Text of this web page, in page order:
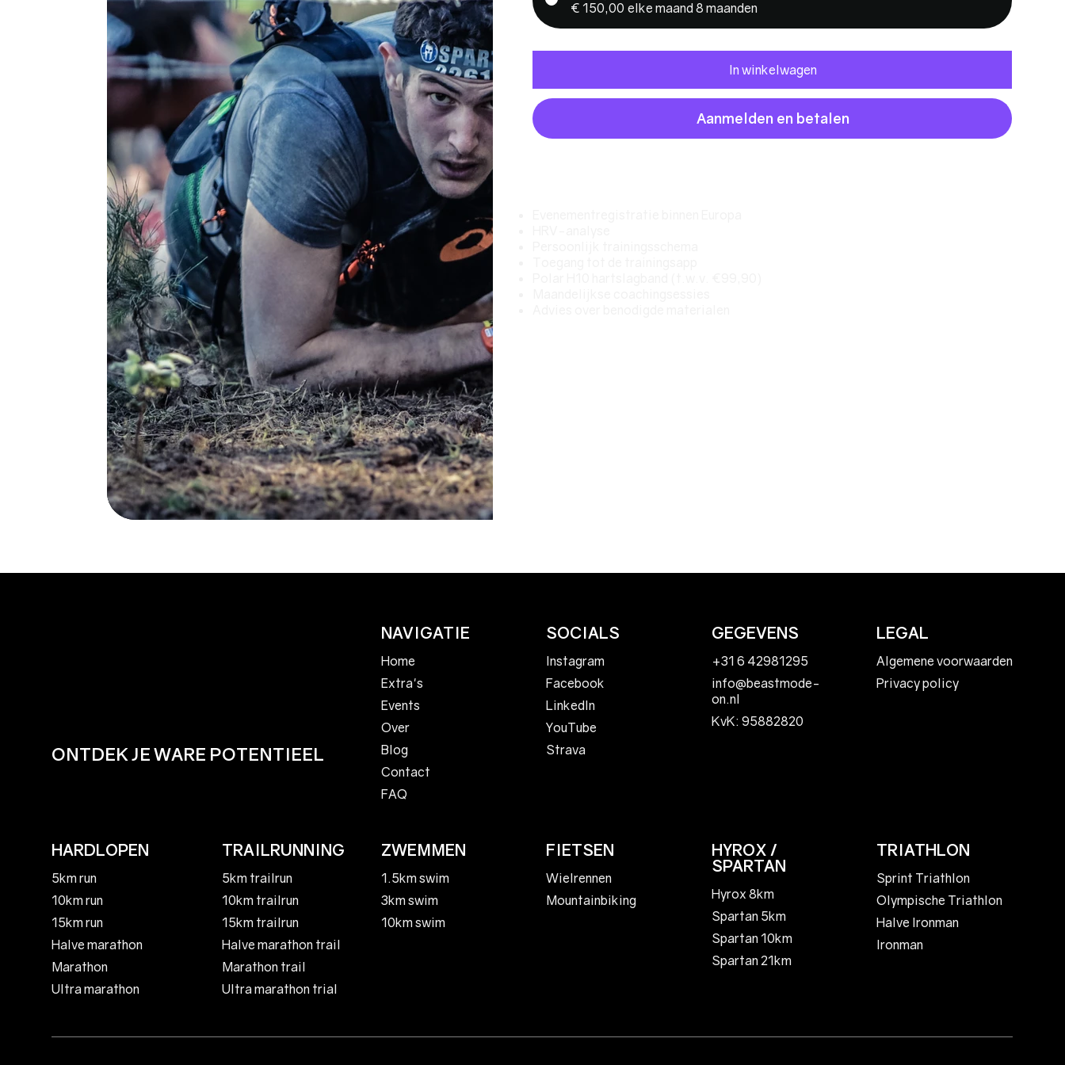
€ 150,00 elke maand 8 maanden
In winkelwagen
Aanmelden en betalen
ONTDEK JE WARE POTENTIEEL
HARDLOPEN
5km run
10km run
15km run
Halve marathon
Marathon
Ultra marathon
TRAILRUNNING
5km trailrun
10km trailrun
15km trailrun
Halve marathon trail
Marathon trail
Ultra marathon trial
NAVIGATIE
Home
Extra's
Events
Over
Blog
Contact
FAQ
ZWEMMEN
1.5km swim
3km swim
10km swim
SOCIALS
Instagram
Facebook
LinkedIn
YouTube
Strava
FIETSEN
Wielrennen
Mountainbiking
GEGEVENS
+31 6 42981295
info@beastmode-
on.nl
KvK: 95882820
HYROX /
SPARTAN
Hyrox 8km
Spartan 5km
Spartan 10km
Spartan 21km
LEGAL
Algemene voorwaarden
Privacy policy
TRIATHLON
Sprint Triathlon
Olympische Triathlon
Halve Ironman
Ironman